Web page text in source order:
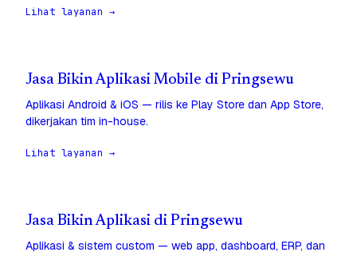
Lihat layanan →
Jasa Bikin Aplikasi Mobile di Pringsewu
Aplikasi Android & iOS — rilis ke Play Store dan App Store,
dikerjakan tim in-house.
Lihat layanan →
Jasa Bikin Aplikasi di Pringsewu
Aplikasi & sistem custom — web app, dashboard, ERP, dan